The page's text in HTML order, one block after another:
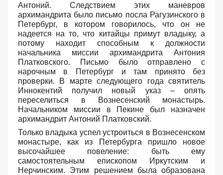
Антоний. Следствием этих маневров
архимандрита было письмо посла Рагузинского в
Петербург, в котором говорилось, что он не
надеется на то, что китайцы примут владыку, а
потому находит способным к должности
начальника миссии архимандрита Антония
Платковского. Письмо было отправлено с
нарочным в Петербург и там принято без
проверки. В марте следующего года святитель
Иннокентий получил новый указ – опять
переселиться в Вознесенский монастырь.
Начальником миссии в Пекине был назначен
архимандрит Антоний Платковский.
Только владыка успел устроиться в Вознесенском
монастыре, как из Петербурга пришло новое
высочайшее повеление: быть ему
самостоятельным епископом Иркутским и
Нерчинским. Этим решением была образована